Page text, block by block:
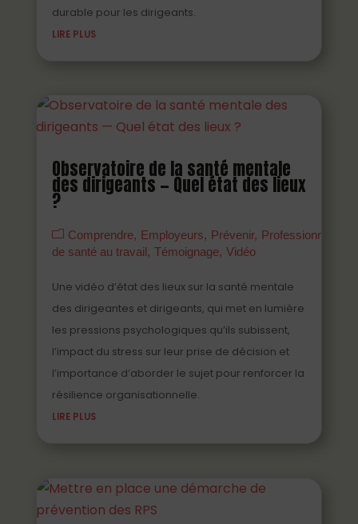
durable pour les dirigeants.
LIRE PLUS
Observatoire de la santé mentale
des dirigeants — Quel état des lieux
?
Comprendre Employeurs Prévenir
Professionnels
de santé au travail Témoignage Vidéo
Une vidéo d’état des lieux sur la santé mentale
des dirigeantes et dirigeants, qui met en lumière
les pressions psychologiques qu’ils subissent,
l’impact du stress sur leur prise de décision et
l’importance d’aborder le sujet pour renforcer la
résilience organisationnelle.
LIRE PLUS